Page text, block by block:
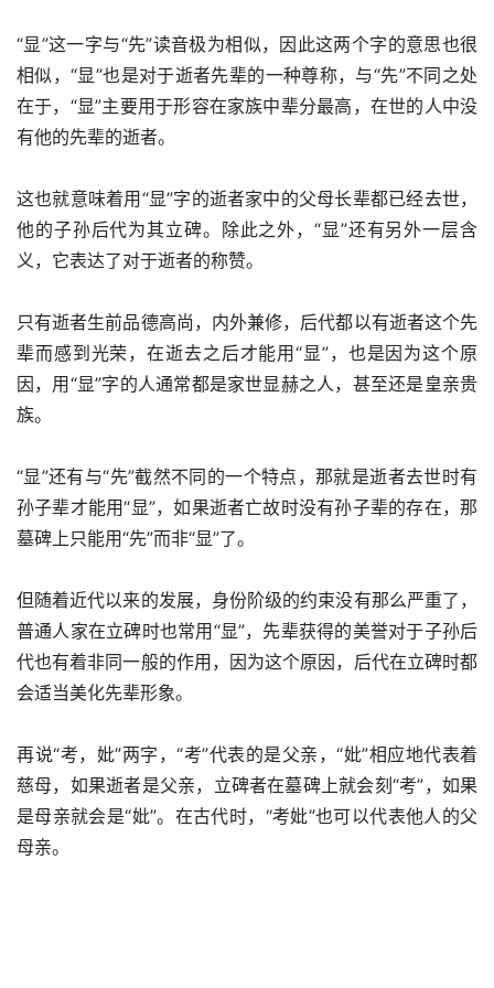
“显”这一字与“先”读音极为相似，因此这两个字的意思也很
相似，“显”也是对于逝者先辈的一种尊称，与“先”不同之处
在于，“显”主要用于形容在家族中辈分最高，在世的人中没
有他的先辈的逝者。
这也就意味着用“显”字的逝者家中的父母长辈都已经去世，
他的子孙后代为其立碑。除此之外，“显”还有另外一层含
义，它表达了对于逝者的称赞。
只有逝者生前品德高尚，内外兼修，后代都以有逝者这个先
辈而感到光荣，在逝去之后才能用“显”，也是因为这个原
因，用“显”字的人通常都是家世显赫之人，甚至还是皇亲贵
族。
“显”还有与“先”截然不同的一个特点，那就是逝者去世时有
孙子辈才能用“显”，如果逝者亡故时没有孙子辈的存在，那
墓碑上只能用“先”而非“显”了。
但随着近代以来的发展，身份阶级的约束没有那么严重了，
普通人家在立碑时也常用“显”，先辈获得的美誉对于子孙后
代也有着非同一般的作用，因为这个原因，后代在立碑时都
会适当美化先辈形象。
再说“考，妣”两字，“考”代表的是父亲，“妣”相应地代表着
慈母，如果逝者是父亲，立碑者在墓碑上就会刻“考”，如果
是母亲就会是“妣”。在古代时，“考妣”也可以代表他人的父
母亲。